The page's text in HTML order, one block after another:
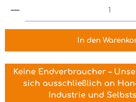
Produkt Anzahl: Gib den
In den
Keine Endverbraucher –
sich ausschließlich an
Industrie und